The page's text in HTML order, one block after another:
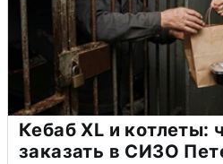
Кебаб XL и котлеты:
заказать в СИЗО